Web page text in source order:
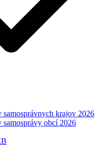
krajov 2026
obcí 2026